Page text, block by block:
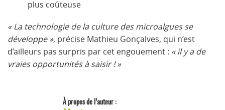
plus coûteuse
« La technologie de la culture des microalgues se
développe », précise Mathieu Gonçalves, qui n’est
d’ailleurs pas surpris par cet engouement : « il y a de
vraies opportunités à saisir ! »
À propos de l’auteur :